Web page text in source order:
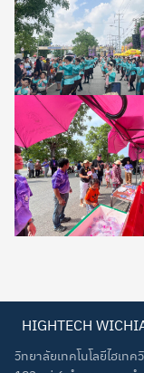
HIGHTECH
วิทยาลัยเทคโนโลยีไฮเทค